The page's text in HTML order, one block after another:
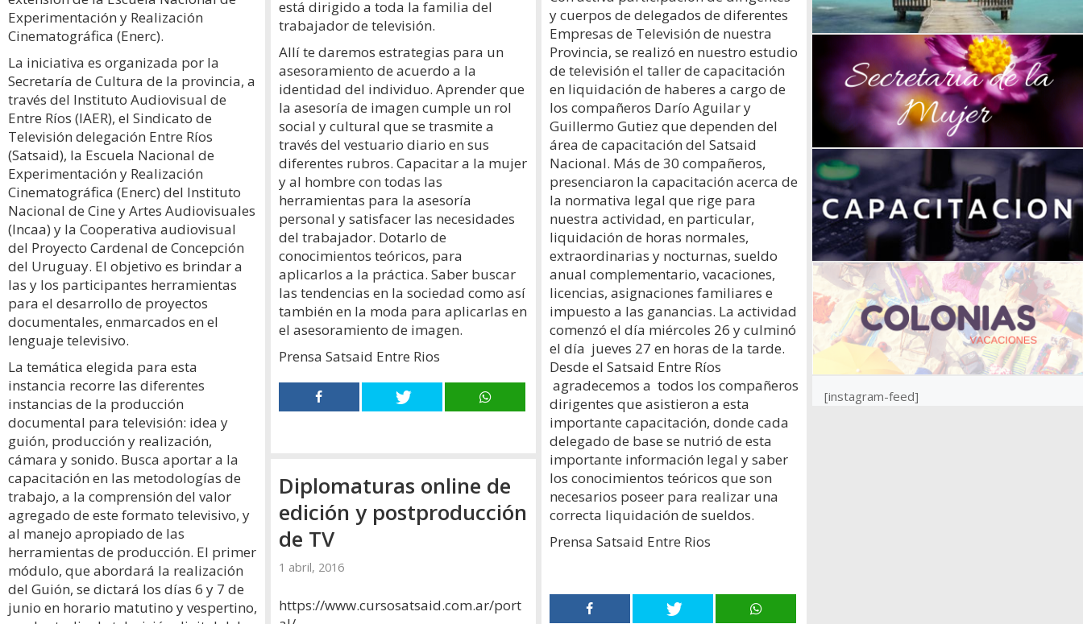
Experimentación y Realización
Cinematográfica (Enerc).
La iniciativa es organizada por la
Secretaría de Cultura de la provincia, a
través del Instituto Audiovisual de
Entre Ríos (IAER), el Sindicato de
Televisión delegación Entre Ríos
(Satsaid), la Escuela Nacional de
Experimentación y Realización
Cinematográfica (Enerc) del Instituto
Nacional de Cine y Artes Audiovisuales
(Incaa) y la Cooperativa audiovisual
del Proyecto Cardenal de Concepción
del Uruguay. El objetivo es brindar a
las y los participantes herramientas
para el desarrollo de proyectos
documentales, enmarcados en el
lenguaje televisivo.
La temática elegida para esta
instancia recorre las diferentes
instancias de la producción
documental para televisión: idea y
guión, producción y realización,
cámara y sonido. Busca aportar a la
capacitación en las metodologías de
trabajo, a la comprensión del valor
agregado de este formato televisivo, y
al manejo apropiado de las
herramientas de producción. El primer
módulo, que abordará la realización
del Guión, se dictará los días 6 y 7 de
junio en horario matutino y vespertino,
está dirigido a toda la familia del
trabajador de televisión.
Allí te daremos estrategias para un
asesoramiento de acuerdo a la
identidad del individuo. Aprender que
la asesoría de imagen cumple un rol
social y cultural que se trasmite a
través del vestuario diario en sus
diferentes rubros. Capacitar a la mujer
y al hombre con todas las
herramientas para la asesoría
personal y satisfacer las necesidades
del trabajador. Dotarlo de
conocimientos teóricos, para
aplicarlos a la práctica. Saber buscar
las tendencias en la sociedad como así
también en la moda para aplicarlas en
el asesoramiento de imagen.
Prensa Satsaid Entre Rios
y cuerpos de delegados de diferentes
Empresas de Televisión de nuestra
Provincia, se realizó en nuestro estudio
de televisión el taller de capacitación
en liquidación de haberes a cargo de
los compañeros Darío Aguilar y
Guillermo Gutiez que dependen del
área de capacitación del Satsaid
Nacional. Más de 30 compañeros,
presenciaron la capacitación acerca de
la normativa legal que rige para
nuestra actividad, en particular,
liquidación de horas normales,
extraordinarias y nocturnas, sueldo
anual complementario, vacaciones,
licencias, asignaciones familiares e
impuesto a las ganancias. La actividad
comenzó el día miércoles 26 y culminó
el día jueves 27 en horas de la tarde.
Desde el Satsaid Entre Ríos
agradecemos a todos los compañeros
dirigentes que asistieron a esta
importante capacitación, donde cada
delegado de base se nutrió de esta
importante información legal y saber
los conocimientos teóricos que son
necesarios poseer para realizar una
correcta liquidación de sueldos.
Prensa Satsaid Entre Rios
Diplomaturas online de
edición y postproducción
de TV‏
1 abril, 2016
https://www.cursosatsaid.com.ar/port
[instagram-feed]